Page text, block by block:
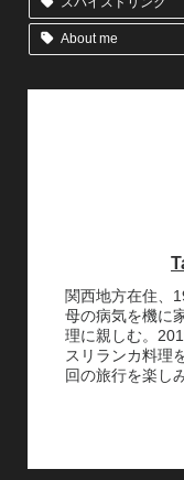
About me
関西地方在住、
母の病気を機に
理に親しむ。
スリランカ料理
回の旅行を楽し